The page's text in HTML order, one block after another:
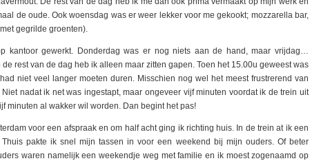
de oude. Ook woensdag was er weer lekker voor me gekookt; mozzarella bar,
gegrilde groenten).
kantoor gewerkt. Donderdag was er nog niets aan de hand, maar vrijdag…
rest van de dag heb ik alleen maar zitten gapen. Toen het 15.00u geweest was
niet veel langer moeten duren. Misschien nog wel het meest frustrerend van
nadat ik net was ingestapt, maar ongeveer vijf minuten voordat ik de trein uit
minuten al wakker wil worden. Dan begint het pas!
voor een afspraak en om half acht ging ik richting huis. In de trein at ik een
pakte ik snel mijn tassen in voor een weekend bij mijn ouders. Of beter
waren namelijk een weekendje weg met familie en ik moest zogenaamd op